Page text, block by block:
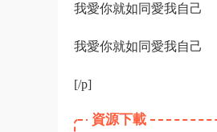
我愛你就如同愛我自己
我愛你就如同愛我自己
[/p]
資源下載